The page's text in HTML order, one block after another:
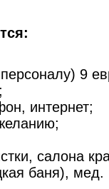
9
интернет;
салона
баня), мед.